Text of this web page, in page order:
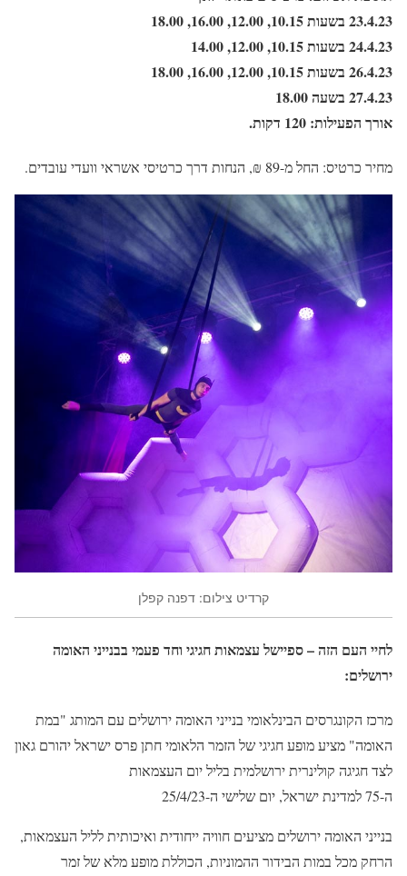
23.4.23 בשעות 10.15, 12.00, 16.00, 18.00
24.4.23 בשעות 10.15, 12.00, 14.00
26.4.23 בשעות 10.15, 12.00, 16.00, 18.00
27.4.23 בשעה 18.00
אורך הפעילות: 120 דקות.
מחיר כרטיס: החל מ-89 ₪, הנחות דרך כרטיסי אשראי וועדי עובדים.
קרדיט צילום: דפנה קפלן
לחיי העם הזה – ספיישל עצמאות חגיגי וחד פעמי בבנייני האומה
ירושלים:
מרכז הקונגרסים הבינלאומי בנייני האומה ירושלים עם המותג "במת
האומה" מציע מופע חגיגי של הזמר הלאומי חתן פרס ישראל יהורם גאון
לצד חגיגה קולינרית ירושלמית בליל יום העצמאות
ה-75 למדינת ישראל, יום שלישי ה-25/4/23
בנייני האומה ירושלים מציעים חוויה ייחודית ואיכותית לליל העצמאות,
הרחק מכל במות הבידור ההמוניות, הכוללת מופע מלא של זמר